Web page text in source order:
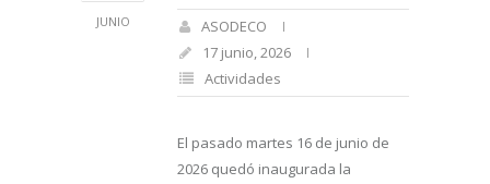
JUNIO
ASODECO
17 junio, 2026
Actividades
El pasado martes 16 de junio de
2026 quedó inaugurada la